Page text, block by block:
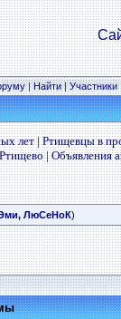
|Найти|Участники
лет|Ртищевцы в
|Объявления
, ЛюСеНоК)